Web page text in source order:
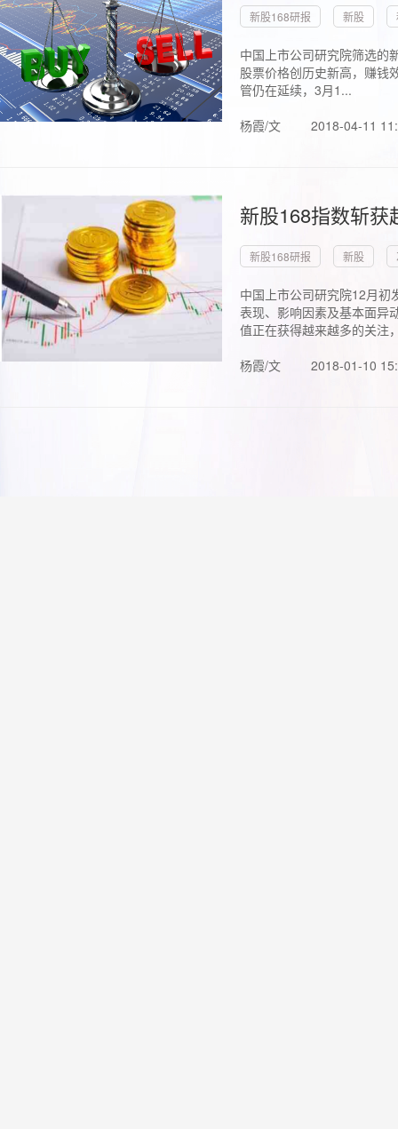
新股168研报 新股
中国上市公司研究院筛选的
股票价格创历史新高，赚钱
管仍在延续，3月1...
杨霞/文
2018-04-11
新股168指数斩
新股168研报 新股
中国上市公司研究院12月初
表现、影响因素及基本面异
值正在获得越来越多的关注
杨霞/文
2018-01-10